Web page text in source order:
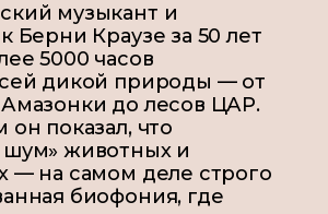
музыкант и
Берни Краузе за 50 лет
5000 часов
дикой природы — от
до лесов ЦАР.
показал, что
животных и
— на самом деле строго
биофония, где